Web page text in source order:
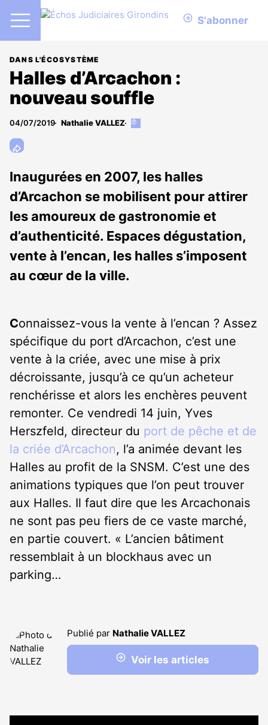
S'abonner
DANS L'ÉCOSYSTÈME
Halles d’Arcachon :
nouveau souffle
04/07/2019 Nathalie VALLEZ
Cet
abonnés
Inaugurées en 2007, les halles
d’Arcachon se mobilisent pour attirer
les amoureux de gastronomie et
d’authenticité. Espaces dégustation,
vente à l’encan, les halles s’imposent
au cœur de la ville.
Connaissez-vous la vente à l’encan ? Assez
spécifique du port d’Arcachon, c’est une
vente à la criée, avec une mise à prix
décroissante, jusqu’à ce qu’un acheteur
renchérisse et alors les enchères peuvent
remonter. Ce vendredi 14 juin, Yves
Herszfeld, directeur du port de pêche et de
la criée d’Arcachon, l’a animée devant les
Halles au profit de la SNSM. C’est une des
animations typiques que l’on peut trouver
aux Halles. Il faut dire que les Arcachonais
ne sont pas peu fiers de ce vaste marché,
en partie couvert. « L’ancien bâtiment
ressemblait à un blockhaus avec un
parking…
Publié par Nathalie VALLEZ
Voir les articles